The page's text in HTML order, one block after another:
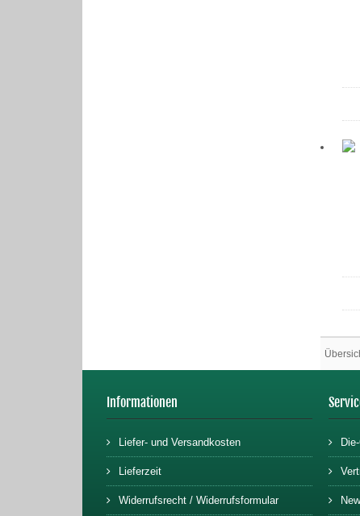
Informationen
Liefer- und Versandkosten
Lieferzeit
Widerrufsrecht / Widerrufsformular